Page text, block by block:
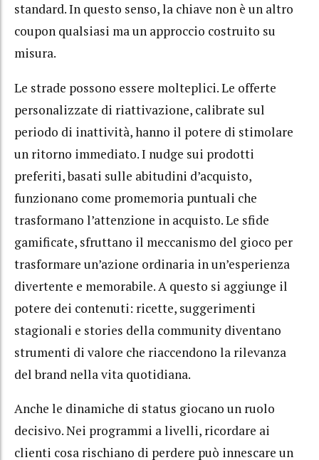
standard. In questo senso, la chiave non è un altro
coupon qualsiasi ma un approccio costruito su
misura.
Le strade possono essere molteplici. Le offerte
personalizzate di riattivazione, calibrate sul
periodo di inattività, hanno il potere di stimolare
un ritorno immediato. I nudge sui prodotti
preferiti, basati sulle abitudini d’acquisto,
funzionano come promemoria puntuali che
trasformano l’attenzione in acquisto. Le sfide
gamificate, sfruttano il meccanismo del gioco per
trasformare un’azione ordinaria in un’esperienza
divertente e memorabile. A questo si aggiunge il
potere dei contenuti: ricette, suggerimenti
stagionali e stories della community diventano
strumenti di valore che riaccendono la rilevanza
del brand nella vita quotidiana.
Anche le dinamiche di status giocano un ruolo
decisivo. Nei programmi a livelli, ricordare ai
clienti cosa rischiano di perdere può innescare un